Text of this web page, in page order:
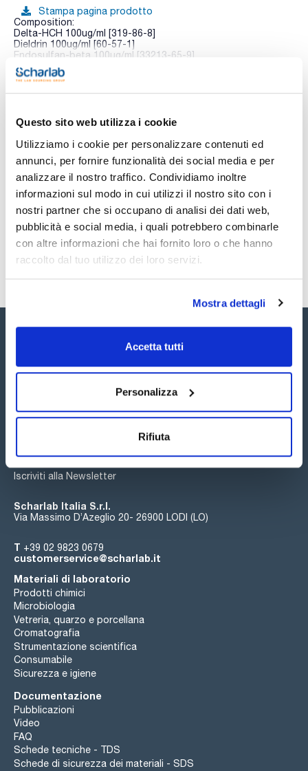
Questo sito web utilizza i cookie
Utilizziamo i cookie per personalizzare contenuti ed
annunci, per fornire funzionalità dei social media e per
analizzare il nostro traffico. Condividiamo inoltre
informazioni sul modo in cui utilizzi il nostro sito con i
nostri partner che si occupano di analisi dei dati web,
pubblicità e social media, i quali potrebbero combinarle
con altre informazioni che hai fornito loro o che hanno
raccolto dal tuo utilizzo dei loro servizi.
Mostra dettagli
Accetta tutti
Personalizza
Rifiuta
Stampa pagina prodotto
Composition:
Delta-HCH 100ug/ml [319-86-8]
Dieldrin 100ug/ml [60-57-1]
Endosulfan-beta 100ug/ml [33213-65-9]
Endosulfan-total (sulfate) 100ug/ml [1031-07-8]
Endrin 100ug/ml [72-20-8]
Hexachlorobenzene 100ug/ml [118-74-1]
Isodrin 100ug/ml [465-73-6]
cis-Chlordane 100ug/ml [5103-71-9]
2,4'-DDT 100ug/ml [789-02-6]
trans-Chlordane 100ug/ml [5103-74-2]
Heptachlor-exo-epoxide 100ug/ml [1024-57-3]
Endrin ketone 100ug/ml [53494-70-5]
4,4'-DDE 100ug/ml [72-55-9]
Aldrin 100ug/ml [309-00-2]
Vedi di più
Documentazione tecnica
TDS / Scheda tecnica
Registrati per i download
COA
Registrati per i download
SDS / Scheda di
Sicurezza
Registrati per i download
Seguici:
Iscriviti alla Newsletter
Scharlab Italia S.r.l.
Via Massimo D’Azeglio 20- 26900 LODI (LO)
T +39 02 9823 0679
customerservice@scharlab.it
Materiali di laboratorio
Prodotti chimici
Microbiologia
Vetreria, quarzo e porcellana
Cromatografia
Strumentazione scientifica
Consumabile
Sicurezza e igiene
Documentazione
Pubblicazioni
Video
FAQ
Schede tecniche - TDS
Schede di sicurezza dei materiali - SDS